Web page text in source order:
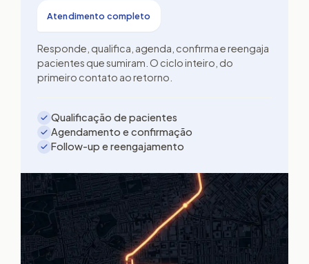
Atendimento completo
Responde, qualifica, agenda, confirma e reengaja
pacientes que sumiram. O ciclo inteiro, do
primeiro contato ao retorno.
Qualificação de pacientes
Agendamento e confirmação
Follow-up e reengajamento